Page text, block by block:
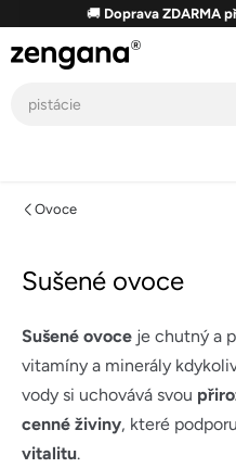
obsah
🚚 Doprava ZDARMA
Ovoce
Sušené ovoce
Sušené ovoce je chutný a
vitamíny a minerály
vody si uchovává svou
cenné živiny, které
vitalitu.